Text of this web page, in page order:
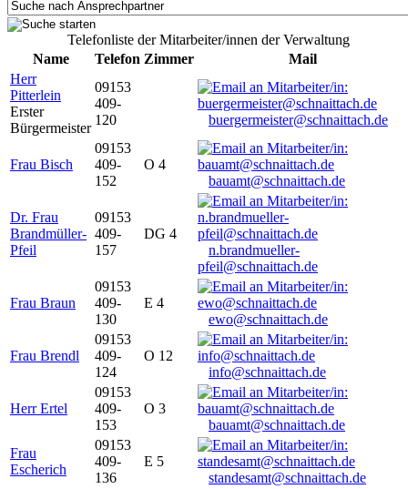
Telefonliste der Mitarbeiter/innen der Verwaltung
Name
Telefon Zimmer
Mail
Herr
Pitterlein
Erster
Bürgermeister
09153
409-
120
buergermeister@schnaittach.de
Frau Bisch
09153
409-
152
O 4
bauamt@schnaittach.de
Dr. Frau
Brandmüller-
Pfeil
09153
409-
157
DG 4
n.brandmueller-
pfeil@schnaittach.de
Frau Braun
09153
409-
130
E 4
ewo@schnaittach.de
Frau Brendl
09153
409-
124
O 12
info@schnaittach.de
Herr Ertel
09153
409-
153
O 3
bauamt@schnaittach.de
Frau
Escherich
09153
409-
136
E 5
standesamt@schnaittach.de